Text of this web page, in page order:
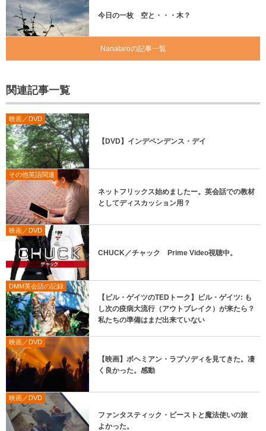
今日の一枚 空と・・・木？
Nanataroの記事一覧
関連記事一覧
映画／DVD
【DVD】インデペンデンス・デイ
その他英語関連
ネットフリックス始めましたー。英会話での教材
としてディスカッション用？
映画／DVD
CHUCK／チャック Prime Video視聴中。
DMM英会話の記録
【ビル・ゲイツのTEDトーク】ビル・ゲイツ: も
し次の疫病大流行（アウトブレイク）が来たら？
私たちの準備はまだ出来ていない
映画／DVD
【映画】ボヘミアン・ラプソディを見てきた。凄
く良かった。感動
映画／DVD
ファンタスティック・ビーストと魔法使いの旅
よかった。